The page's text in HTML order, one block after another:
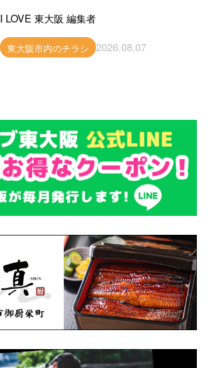
I LOVE 東大阪 編集者
東大阪市内のチラシ 2026.08.07